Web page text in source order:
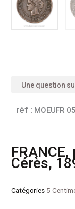
Une question
réf : MOEUFR
Cérès,
Catégories 5